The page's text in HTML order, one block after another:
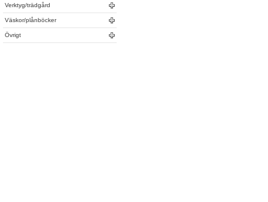
Verktyg/trädgård
Väskor/plånböcker
Övrigt